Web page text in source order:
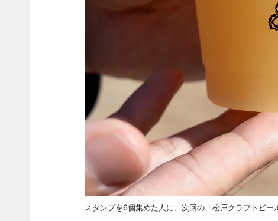
スタンプを6個集めた人に、次回の「松戸クラフトビ